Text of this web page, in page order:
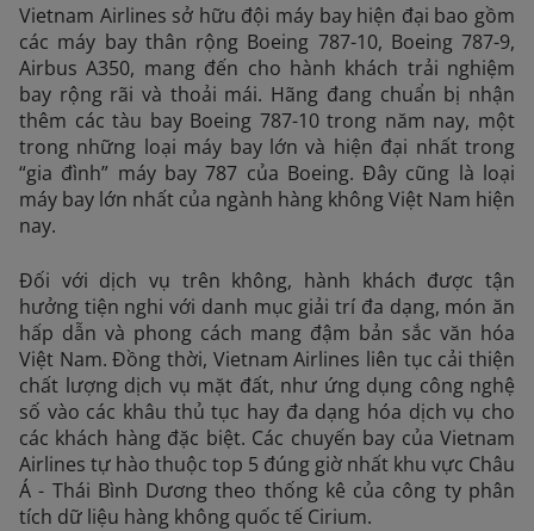
Vietnam Airlines sở hữu đội máy bay hiện đại bao gồm
các máy bay thân rộng Boeing 787-10, Boeing 787-9,
Airbus A350, mang đến cho hành khách trải nghiệm
bay rộng rãi và thoải mái. Hãng đang chuẩn bị nhận
thêm các tàu bay Boeing 787-10 trong năm nay, một
trong những loại máy bay lớn và hiện đại nhất trong
“gia đình” máy bay 787 của Boeing. Đây cũng là loại
máy bay lớn nhất của ngành hàng không Việt Nam hiện
nay.
Đối với dịch vụ trên không, hành khách được tận
hưởng tiện nghi với danh mục giải trí đa dạng, món ăn
hấp dẫn và phong cách mang đậm bản sắc văn hóa
Việt Nam. Đồng thời, Vietnam Airlines liên tục cải thiện
chất lượng dịch vụ mặt đất, như ứng dụng công nghệ
số vào các khâu thủ tục hay đa dạng hóa dịch vụ cho
các khách hàng đặc biệt. Các chuyến bay của Vietnam
Airlines tự hào thuộc top 5 đúng giờ nhất khu vực Châu
Á - Thái Bình Dương theo thống kê của công ty phân
tích dữ liệu hàng không quốc tế Cirium.